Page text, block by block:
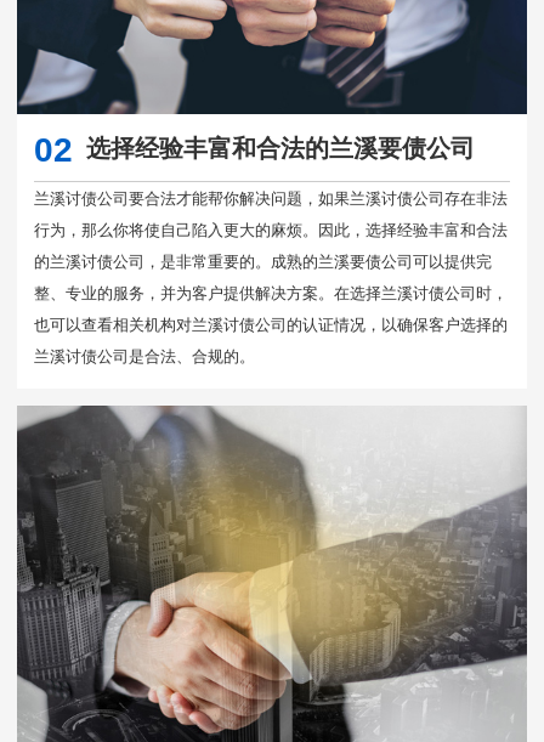
02 选择经验丰富和合法的兰溪要债公司
兰溪讨债公司要合法才能帮你解决问题，如果兰溪讨债公司存在非法
行为，那么你将使自己陷入更大的麻烦。因此，选择经验丰富和合法
的兰溪讨债公司，是非常重要的。成熟的兰溪要债公司可以提供完
整、专业的服务，并为客户提供解决方案。在选择兰溪讨债公司时，
也可以查看相关机构对兰溪讨债公司的认证情况，以确保客户选择的
兰溪讨债公司是合法、合规的。